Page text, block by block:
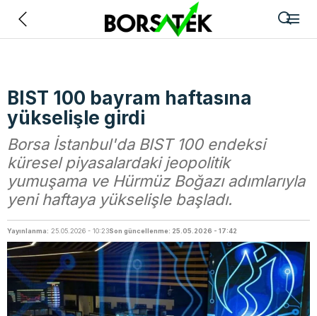
BIST 100 bayram haftasına
yükselişle girdi
Borsa İstanbul'da BIST 100 endeksi
küresel piyasalardaki jeopolitik
yumuşama ve Hürmüz Boğazı adımlarıyla
yeni haftaya yükselişle başladı.
Yayınlanma: 25.05.2026 - 10:23Son güncellenme: 25.05.2026 - 17:42